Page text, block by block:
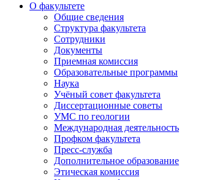
О факультете
Общие сведения
Структура факультета
Сотрудники
Документы
Приемная комиссия
Образовательные программы
Наука
Учёный совет факультета
Диссертационные советы
УМС по геологии
Международная деятельность
Профком факультета
Пресс-служба
Дополнительное образование
Этическая комиссия